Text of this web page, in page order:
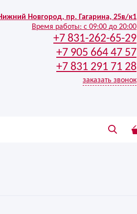
Новгород, пр. Гагарина, 25в/к1
Время работы: с 09:00 до 20:00
+7 831-262-65-29
+7 905 664 47 57
+7 831 291 71 28
заказать звонок